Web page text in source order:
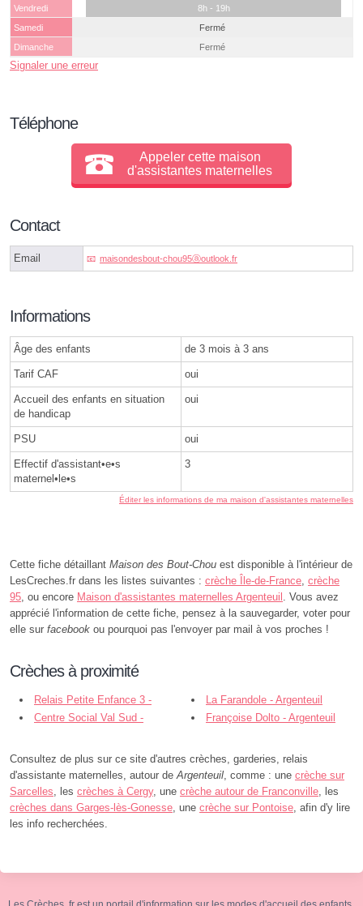
Vendredi
8h - 19h
Samedi
Fermé
Dimanche
Fermé
Signaler une erreur
Téléphone
Appeler cette maison
d'assistantes maternelles
Contact
Email maisondesbout-chou95ⓐoutlook.fr
Informations
Âge des enfants de 3 mois à 3 ans
Tarif CAF oui
Accueil des enfants en situation
de handicap
oui
PSU oui
Effectif d'assistant•e•s
maternel•le•s
3
Éditer les informations de ma maison d'assistantes maternelles
Cette fiche détaillant Maison des Bout-Chou est disponible à l'intérieur de
LesCreches.fr dans les listes suivantes : crèche Île-de-France crèche
95 , ou encore Maison d'assistantes maternelles Argenteuil
. Vous avez
apprécié l'information de cette fiche, pensez à la sauvegarder, voter pour
elle sur facebook ou pourquoi pas l'envoyer par mail à vos proches !
Crèches à proximité
Relais Petite Enfance 3 -
Argenteuil
La Farandole - Argenteuil
Centre Social Val Sud -
Françoise Dolto - Argenteuil
Consultez de plus sur ce site d'autres crèches, garderies, relais
d'assistante maternelles, autour de Argenteuil , comme : une crèche sur
Sarcelles , les crèches à Cergy, une crèche autour de Franconville , les
crèches dans Garges-lès-Gonesse , une crèche sur Pontoise , afin d'y lire
les info recherchées.